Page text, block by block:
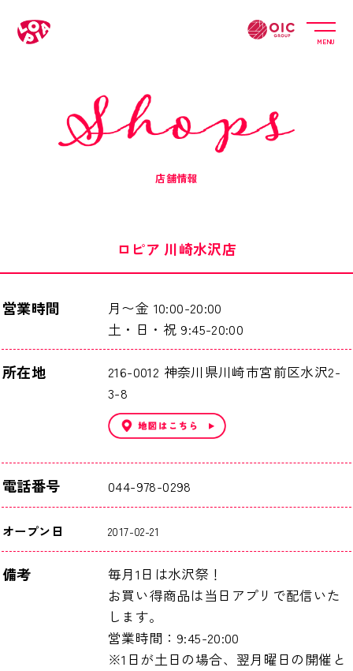
MENU
店舗情報
ロピア 川崎水沢店
営業時間 月〜金 10:00-20:00
土・日・祝 9:45-20:00
所在地
216-0012 神奈川県川崎市宮前区水沢2-
3-8
電話番号 044-978-0298
オープン日 2017-02-21
備考
毎月1日は水沢祭！
お買い得商品は当日アプリで配信いた
します。
営業時間：9:45-20:00
※1日が土日の場合、翌月曜日の開催と